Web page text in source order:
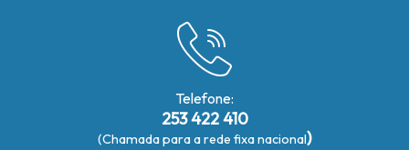
Telefone:
253 422 410
(Chamada para a rede fixa nacional)